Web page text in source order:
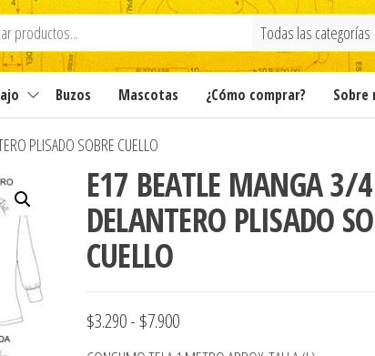
Buzos Mascotas ¿Cómo comprar? Sobre
PLISADO SOBRE CUELLO
E17 BEATLE MANGA 3/
DELANTERO PLISADO
CUELLO
$3.290- $7.900Rango
de